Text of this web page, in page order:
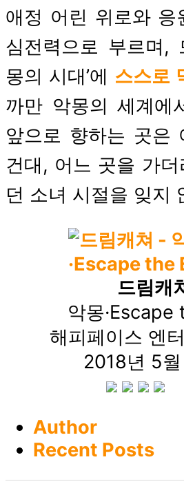
애정 어린 위로와 응
심전력으로 부르며,
몽의 시대’에 스스로
까만 악몽의 세계에
앞으로 향하는 곳은
건대, 어느 곳을 가
던 소녀 시절을 잊지
드림캐
악몽·Escape
해피페이스 엔
2018년 5월
Author
Recent Posts